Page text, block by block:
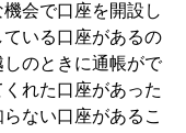
会で口座を開設し
いる口座があるの
のときに通帳がで
れた口座があった
ない口座があるこ